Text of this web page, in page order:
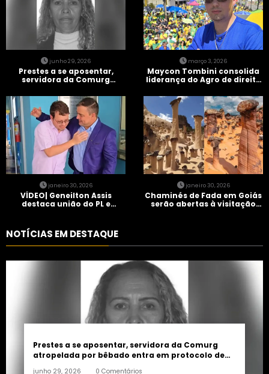
junho 29, 2026
Prestes a se aposentar,
servidora da Comurg
entra em protocolo de
morte encefálica
março 3, 2026
Maycon Tombini consolida
liderança do Agro de direita
Brasil” em Goiânia
janeiro 30, 2026
VÍDEO| Geneilton Assis
destaca união do PL e
janeiro 30, 2026
Chaminés de Fada em Goiás
serão abertas à visitação
NOTÍCIAS EM DESTAQUE
Prestes a se aposentar, servidora da Comurg
atropelada por bêbado entra em protocolo de
junho 29, 2026 0 Comentários